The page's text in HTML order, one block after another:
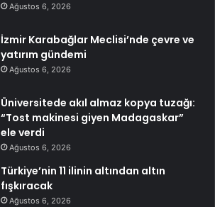
Ağustos 6, 2026
İzmir Karabağlar Meclisi’nde çevre ve
yatırım gündemi
Ağustos 6, 2026
Üniversitede akıl almaz kopya tuzağı:
“Tost makinesi giyen Madagaskar”
ele verdi
Ağustos 6, 2026
Türkiye’nin 11 ilinin altından altın
fışkıracak
Ağustos 6, 2026